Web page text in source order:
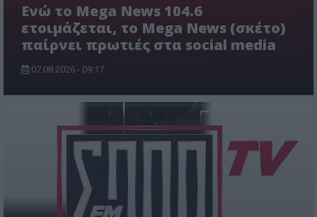
Ενώ το Mega News 104.6
ετοιμάζεται, το Mega News (σκέτο)
παίρνει πρωτιές στα social media
07.08.2026 - 09:17